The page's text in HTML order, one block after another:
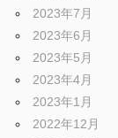
2023年7月
2023年6月
2023年5月
2023年4月
2023年1月
2022年12月